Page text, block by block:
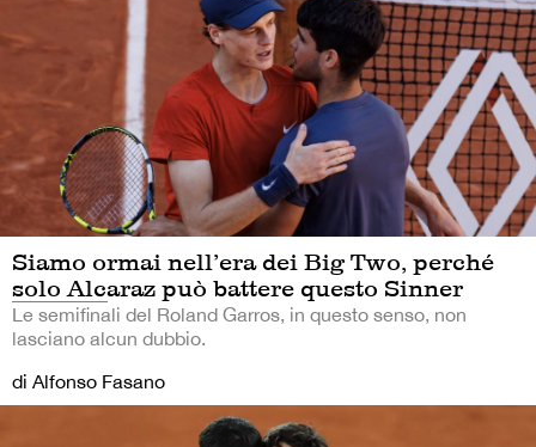
Siamo ormai nell’era dei Big Two, perché
solo Alcaraz può battere questo Sinner
Le semifinali del Roland Garros, in questo senso, non
lasciano alcun dubbio.
di Alfonso Fasano